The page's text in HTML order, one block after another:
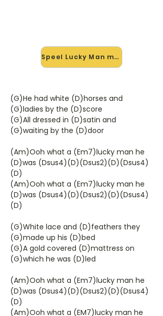
Speel Lucky Man mee →
(G)He had white (D)horses and
(G)ladies by the (D)score
(G)All dressed in (D)satin and
(G)waiting by the (D)door
(Am)Ooh what a (Em7)lucky man he
(D)was (Dsus4)(D)(Dsus2)(D)(Dsus4)
(D)
(Am)Ooh what a (Em7)lucky man he
(D)was (Dsus4)(D)(Dsus2)(D)(Dsus4)
(D)
(G)White lace and (D)feathers they
(G)made up his (D)bed
(G)A gold covered (D)mattress on
(G)which he was (D)led
(Am)Ooh what a (Em7)lucky man he
(D)was (Dsus4)(D)(Dsus2)(D)(Dsus4)
(D)
(Am)Ooh what a (EM7)lucky man he